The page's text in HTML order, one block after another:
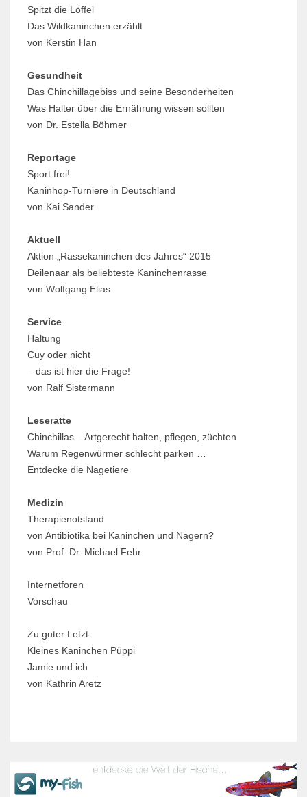
Spitzt die Löffel
Das Wildkaninchen erzählt
von Kerstin Han
Gesundheit
Das Chinchillagebiss und seine Besonderheiten
Was Halter über die Ernährung wissen sollten
von Dr. Estella Böhmer
Reportage
Sport frei!
Kaninhop-Turniere in Deutschland
von Kai Sander
Aktuell
Aktion „Rassekaninchen des Jahres“ 2015
Deilenaar als beliebteste Kaninchenrasse
von Wolfgang Elias
Service
Haltung
Cuy oder nicht
– das ist hier die Frage!
von Ralf Sistermann
Leseratte
Chinchillas – Artgerecht halten, pflegen, züchten
Warum Regenwürmer schlecht parken …
Entdecke die Nagetiere
Medizin
Therapienotstand
von Antibiotika bei Kaninchen und Nagern?
von Prof. Dr. Michael Fehr
Internetforen
Vorschau
Zu guter Letzt
Kleines Kaninchen Püppi
Jamie und ich
von Kathrin Aretz